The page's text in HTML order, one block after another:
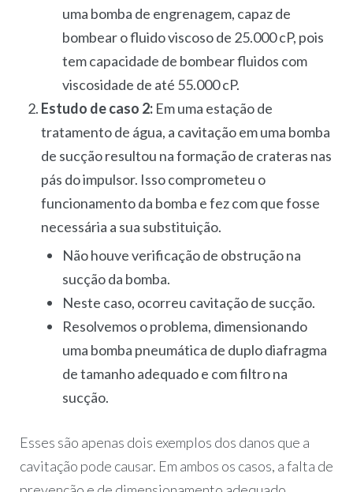
uma bomba de engrenagem, capaz de
bombear o fluido viscoso de 25.000 cP, pois
tem capacidade de bombear fluidos com
viscosidade de até 55.000 cP.
Estudo de caso 2: Em uma estação de
tratamento de água, a cavitação em uma bomba
de sucção resultou na formação de crateras nas
pás do impulsor. Isso comprometeu o
funcionamento da bomba e fez com que fosse
necessária a sua substituição.
Não houve verificação de obstrução na
sucção da bomba.
Neste caso, ocorreu cavitação de sucção.
Resolvemos o problema, dimensionando
uma bomba pneumática de duplo diafragma
de tamanho adequado e com filtro na
sucção.
Esses são apenas dois exemplos dos danos que a
cavitação pode causar. Em ambos os casos, a falta de